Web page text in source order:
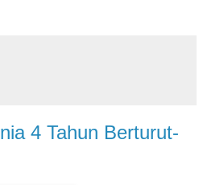
4 Tahun Berturut-